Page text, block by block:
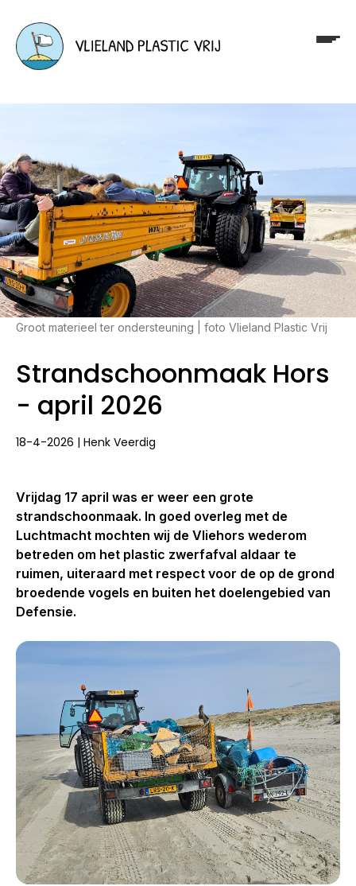
Groot materieel ter ondersteuning | foto Vlieland Plastic Vrij
Strandschoonmaak Hors
- april 2026
18-4-2026 | Henk Veerdig
Vrijdag 17 april was er weer een grote
strandschoonmaak. In goed overleg met de
Luchtmacht mochten wij de Vliehors wederom
betreden om het plastic zwerfafval aldaar te
ruimen, uiteraard met respect voor de op de grond
broedende vogels en buiten het doelengebied van
Defensie.